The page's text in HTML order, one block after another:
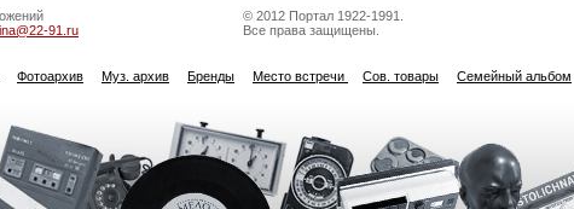
91.ru
© 2012 Портал 1922-1991.
Все права защищены.
Фотоархив Муз. архив Бренды Место встречи Сов. товары Семейный альбом